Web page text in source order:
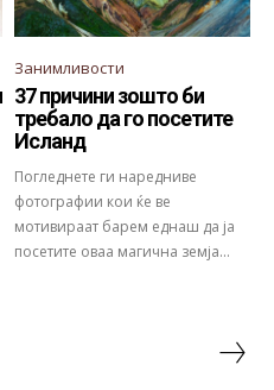
Занимливости
37 причини зошто би
требало да го посетите
Исланд
Погледнете ги наредниве
фотографии кои ќе ве
мотивираат барем еднаш да ја
посетите оваа магична земја...